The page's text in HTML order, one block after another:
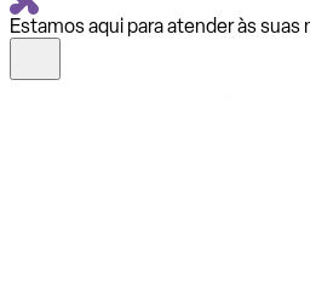
Estamos aqui para atender às